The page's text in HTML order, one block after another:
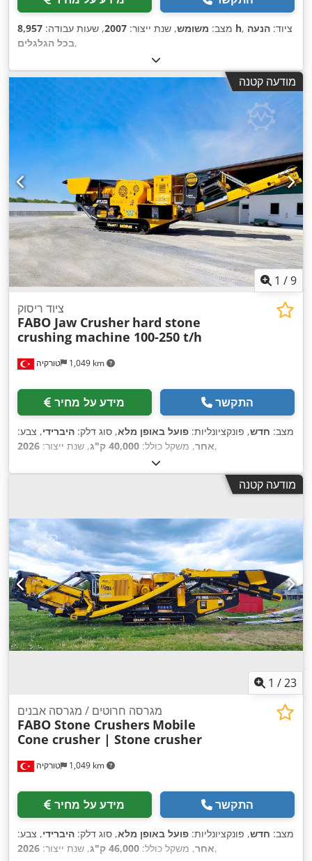
מצב: משומש, שנת ייצור: 2007, שעות עבודה: 8,957 h , ציוד: הנעה
בכל הגלגלים,
מודעה קטנה
1 /9
טורקיה 1,049 km
ציוד ריסוק
FABO Jaw Crusher hard stone
crushing machine 100-250 t/h
מידע על מחיר התקשר
מצב: חדש, פונקציונליות: פועל באופן מלא, סוג דלק: היברידי, צבע:
אחר, משקל כולל: 40,000 ק"ג , שנת ייצור: 2026 ,
מודעה קטנה
1 /23
טורקיה 1,049 km
מגרסה חרוטים / מגרסה אבנים
FABO Stone Crushers Mobile
Cone crusher | Stone crusher
מידע על מחיר התקשר
מצב: חדש, פונקציונליות: פועל באופן מלא, סוג דלק: היברידי, צבע:
אחר, משקל כולל: 46,000 ק"ג , שנת ייצור: 2026 ,